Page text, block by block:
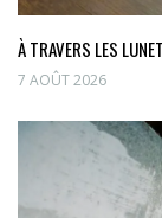
À TRAVERS LES
7 AOÛT 2026